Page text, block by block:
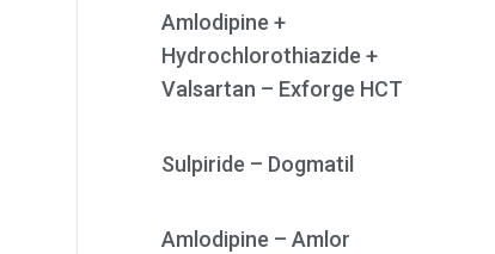
Amlodipine +
Hydrochlorothiazide +
Valsartan – Exforge HCT
Sulpiride – Dogmatil
Amlodipine – Amlor